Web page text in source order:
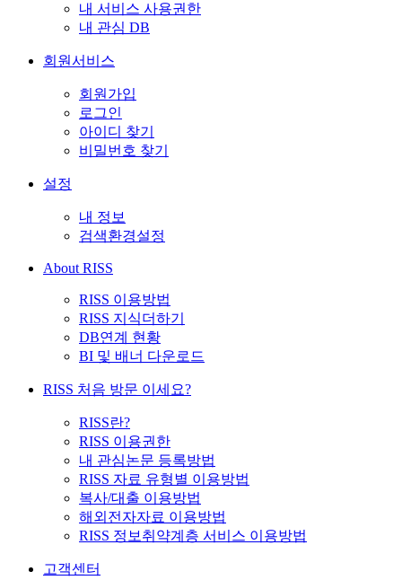
내 서비스 사용권한
내 관심 DB
회원서비스
회원가입
로그인
아이디 찾기
비밀번호 찾기
설정
내 정보
검색환경설정
About RISS
RISS 이용방법
RISS 지식더하기
DB연계 현황
BI 및 배너 다운로드
RISS 처음 방문 이세요?
RISS란?
RISS 이용권한
내 관심논문 등록방법
RISS 자료 유형별 이용방법
복사/대출 이용방법
해외전자자료 이용방법
RISS 정보취약계층 서비스 이용방법
고객센터